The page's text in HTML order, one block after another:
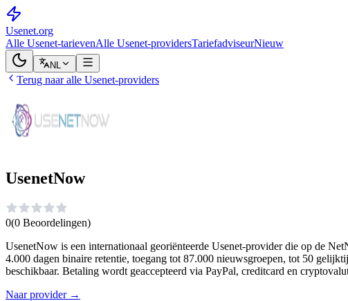
Usenet.org
Alle Usenet-tarievenAlle Usenet-providersTariefadviseurNieuw
NL
Terug naar alle Usenet-providers
UsenetNow
0(0 Beoordelingen)
UsenetNow is een internationaal georiënteerde Usenet-provider die op de
4.000 dagen binaire retentie, toegang tot 87.000 nieuwsgroepen, tot 50
beschikbaar. Betaling wordt geaccepteerd via PayPal, creditcard en
Naar provider→